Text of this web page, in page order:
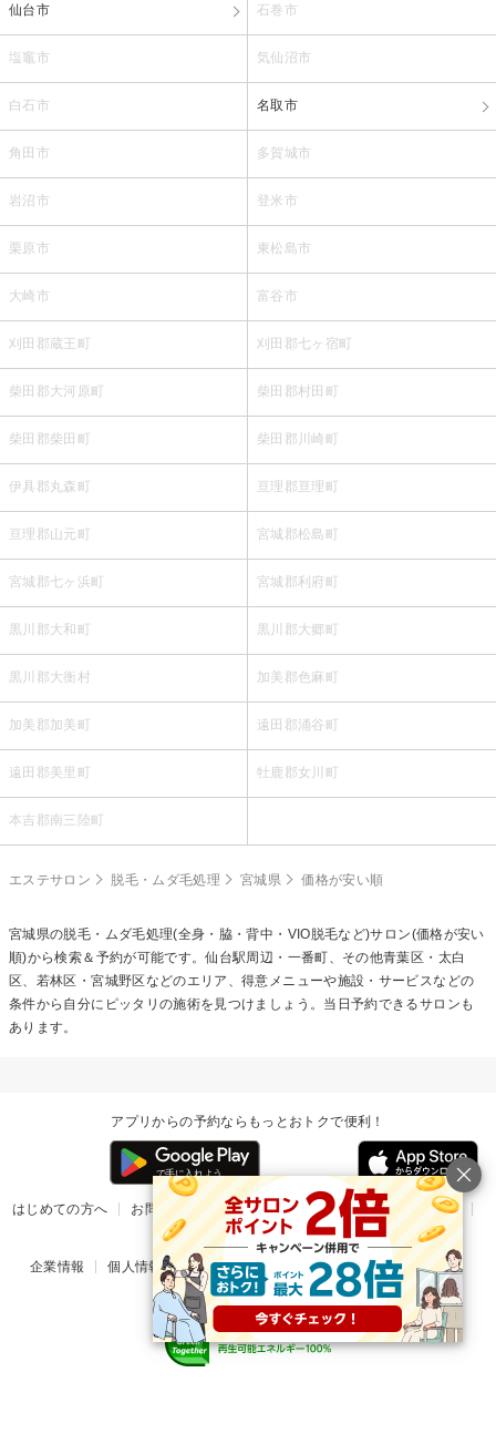
仙台市 石巻市
塩竈市 気仙沼市
白石市 名取市
角田市 多賀城市
岩沼市 登米市
栗原市 東松島市
大崎市 富谷市
刈田郡蔵王町 刈田郡七ヶ宿町
柴田郡大河原町 柴田郡村田町
柴田郡柴田町 柴田郡川崎町
伊具郡丸森町 亘理郡亘理町
亘理郡山元町 宮城郡松島町
宮城郡七ヶ浜町 宮城郡利府町
黒川郡大和町 黒川郡大郷町
黒川郡大衡村 加美郡色麻町
加美郡加美町 遠田郡涌谷町
遠田郡美里町 牡鹿郡女川町
本吉郡南三陸町
エステサロン 脱毛・ムダ毛処理 宮城県 価格が安い順
宮城県の脱毛・ムダ毛処理(全身・脇・背中・VIO脱毛など)サロン(価格が安い
順)から検索＆予約が可能です。仙台駅周辺・一番町、その他青葉区・太白
区、若林区・宮城野区などのエリア、得意メニューや施設・サービスなどの
条件から自分にピッタリの施術を見つけましょう。当日予約できるサロンも
あります。
アプリからの予約ならもっとおトクで便利！
はじめての方へ お問い合わせ ヘルプ リリース情報
利用規約
掲載ご希望のサロン様
企業情報 個人情報保護方針 楽天のサービス一覧 アプリ一覧
© Rakuten Group, Inc.